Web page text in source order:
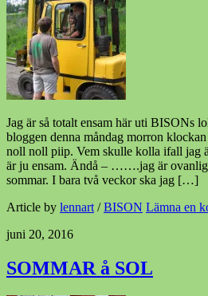
Jag är så totalt ensam här uti BISONs
bloggen denna måndag morron
noll noll piip. Vem skulle kolla ifall jag
är ju ensam. Ändå – …….jag är
sommar. I bara två veckor ska jag […]
Article by lennart /BISON Lämna en
juni 20, 2016
SOMMAR å SOL